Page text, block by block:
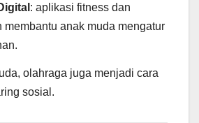
: aplikasi fitness dan
membantu anak muda mengatur
olahraga juga menjadi cara
sosial.